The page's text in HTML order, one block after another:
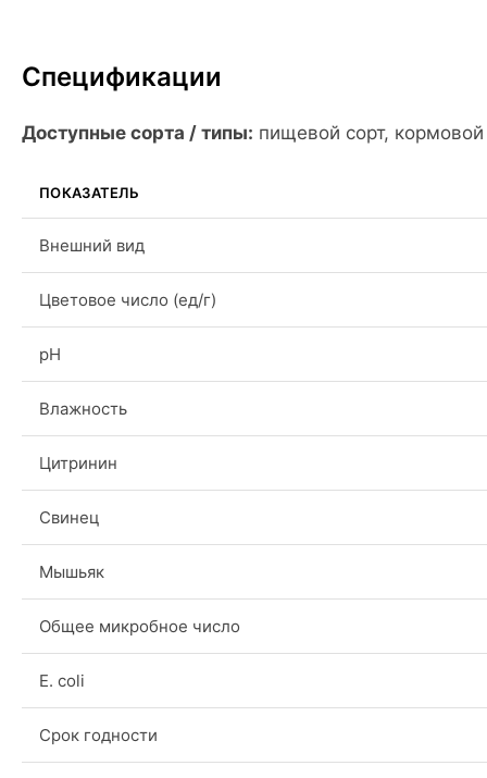
Спецификации
Доступные сорта / типы: пищевой сорт, кормовой
ПОКАЗАТЕЛЬ
Внешний вид
Цветовое число (ед/г)
pH
Влажность
Цитринин
Свинец
Мышьяк
Общее микробное число
E. coli
Срок годности